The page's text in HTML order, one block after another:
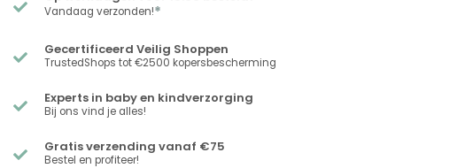
Vandaag verzonden!*
Gecertificeerd Veilig Shoppen
TrustedShops tot €2500 kopersbescherming
Experts in baby en kindverzorging
Bij ons vind je alles!
Gratis verzending vanaf €75
Bestel en profiteer!